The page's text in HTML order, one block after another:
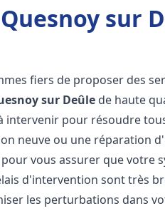
sur
fiers de proposer des
sur Deûle de haute
intervenir pour résoudre
neuve ou une réparation
vous assurer que votre
d'intervention sont très
les perturbations dans